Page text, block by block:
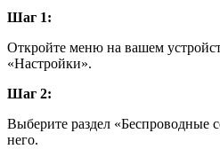
Шаг 1:
Откройте меню на вашем
«Настройки».
Шаг 2:
Выберите раздел «Беспроводные
него.